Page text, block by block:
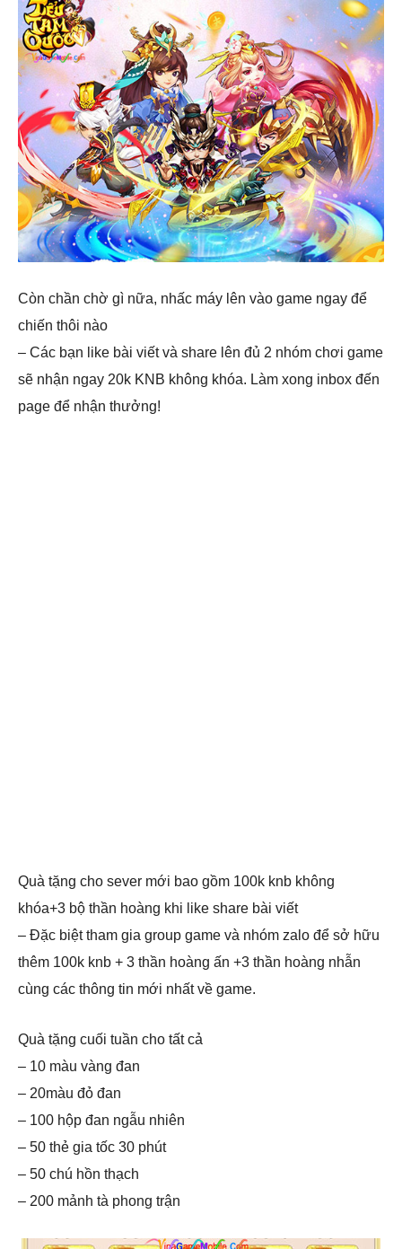
Còn chần chờ gì nữa, nhấc máy lên vào game ngay để
chiến thôi nào
– ️Các bạn like bài viết và share lên đủ 2 nhóm chơi game
sẽ nhận ngay 20k KNB không khóa. Làm xong inbox đến
page để nhận thưởng!
Quà tặng cho sever mới bao gồm 100k knb không
khóa+3 bộ thần hoàng khi like share bài viết
– Đặc biệt tham gia group game và nhóm zalo để sở hữu
thêm 100k knb + 3 thần hoàng ấn +3 thần hoàng nhẫn
cùng các thông tin mới nhất về game.
Quà tặng cuối tuần cho tất cả
– 10 màu vàng đan
– 20màu đỏ đan
– 100 hộp đan ngẫu nhiên
– 50 thẻ gia tốc 30 phút
– 50 chú hồn thạch
– 200 mảnh tà phong trận